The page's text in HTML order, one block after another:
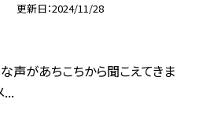
更新日 2024/11/28
声があちこちから聞こえてきま
...